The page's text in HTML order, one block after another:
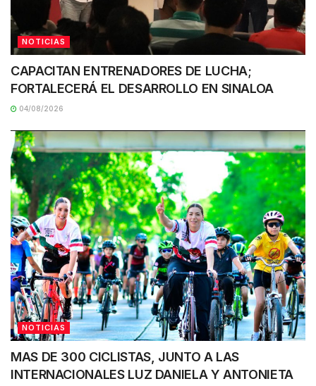
NOTICIAS
CAPACITAN ENTRENADORES DE LUCHA;
FORTALECERÁ EL DESARROLLO EN SINALOA
04/08/2026
NOTICIAS
MAS DE 300 CICLISTAS, JUNTO A LAS
INTERNACIONALES LUZ DANIELA Y ANTONIETA